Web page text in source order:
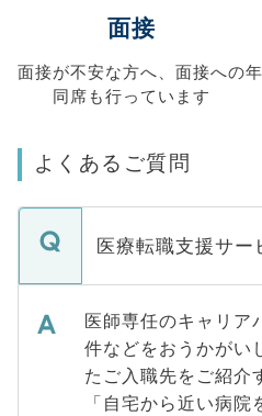
面接
面接が不安な方へ、 面接への
同席も行っています
よくあるご質問
医療転職支援サー
医師専任のキャリア
件などをおうかがい
たご入職先をご紹介
「自宅から近い病院